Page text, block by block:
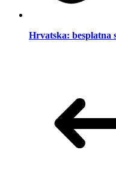
Hrvatska: besplatna